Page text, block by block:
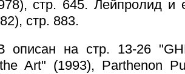
стр. 645. Лейпролид и
стр. 883.
описан на стр. 13-26
Art" (1993), Parthenon